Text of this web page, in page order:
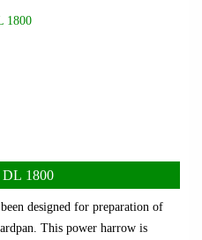
1800
DL 1800
designed for preparation of
This power harrow is